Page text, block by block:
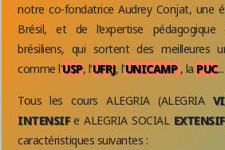
notre co-fondatrice Audrey Conjat, une
Brésil, et de l’expertise
brésiliens, qui sortent des meilleures
comme l'USP, l'UFRJ, l'UNICAMP , la PUC...
Tous les cours ALEGRIA (ALEGRIA
INTENSIFe ALEGRIA SOCIAL EXTENSIF
caractéristiques suivantes :